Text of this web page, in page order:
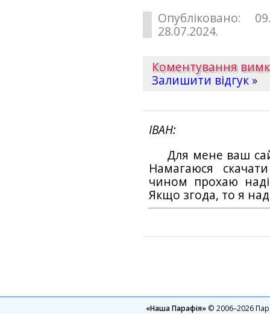
Опубліковано:
28.07.2024.
Коментування
Залишити відгук »
ІВАН
Для мене ваш
Намагаюся
чином прохаю
Якщо згода, то я
«Наша Парафія»© 2006–2026